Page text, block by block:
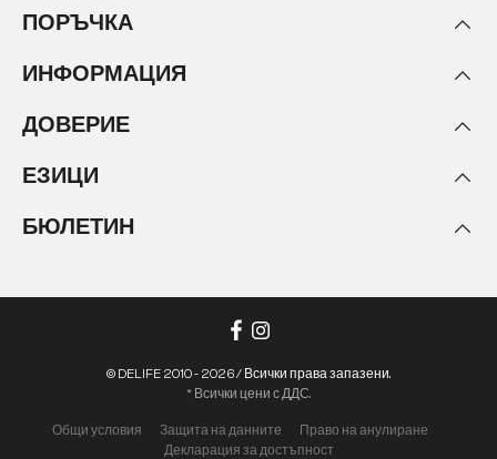
ПОРЪЧКА
ИНФОРМАЦИЯ
ДОВЕРИЕ
ЕЗИЦИ
БЮЛЕТИН
Общи условия Защита на данните
Право на анулиране
Декларация за достъпност
© DELIFE 2010 - 2026 / Всички права запазени.
* Всички цени с ДДС.